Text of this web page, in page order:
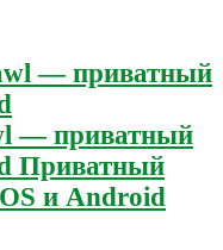
— приватный
Приватный
и Android